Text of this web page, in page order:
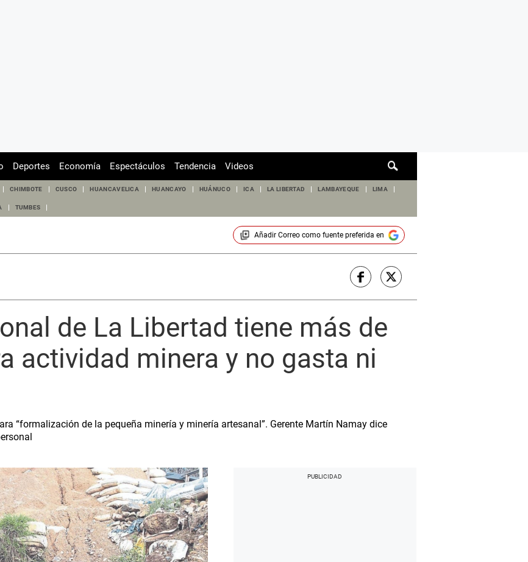
de
Deportes Economía Espectáculos Tendencia Videos
CHIMBOTE CUSCO HUANCAVELICA HUANCAYO HUÁNUCO ICA LA LIBERTAD LAMBAYEQUE LIMA
TUMBES
Añadir Correocomo fuente preferida en
de La Libertad tiene más de
actividad minera y no gasta ni
“formalización de la pequeña minería y minería artesanal”. Gerente Martín Namay dice